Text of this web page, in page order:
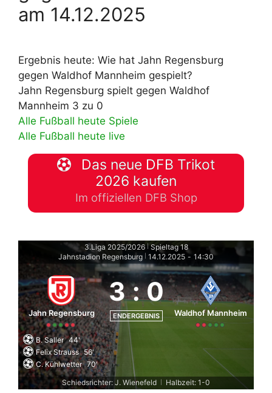
am 14.12.2025
Ergebnis heute: Wie hat Jahn Regensburg
gegen Waldhof Mannheim gespielt?
Jahn Regensburg spielt gegen Waldhof
Mannheim 3 zu 0
Alle Fußball heute Spiele
Alle Fußball heute live
Das neue DFB Trikot
2026 kaufen
Im offiziellen DFB Shop
3.Liga 2025/2026 Spieltag 18
Jahnstadion Regensburg 14.12.2025 - 14:30
Jahn Regensburg
3 :0
ENDERGEBNIS Waldhof Mannheim
B. Saller 44'
Felix Strauss 56'
C. Kühlwetter 70'
Schiedsrichter: J. Wienefeld
Halbzeit: 1-0